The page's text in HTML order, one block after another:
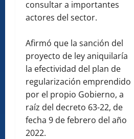
consultar a importantes
actores del sector.
Afirmó que la sanción del
proyecto de ley aniquilaría
la efectividad del plan de
regularización emprendido
por el propio Gobierno, a
raíz del decreto 63-22, de
fecha 9 de febrero del año
2022.